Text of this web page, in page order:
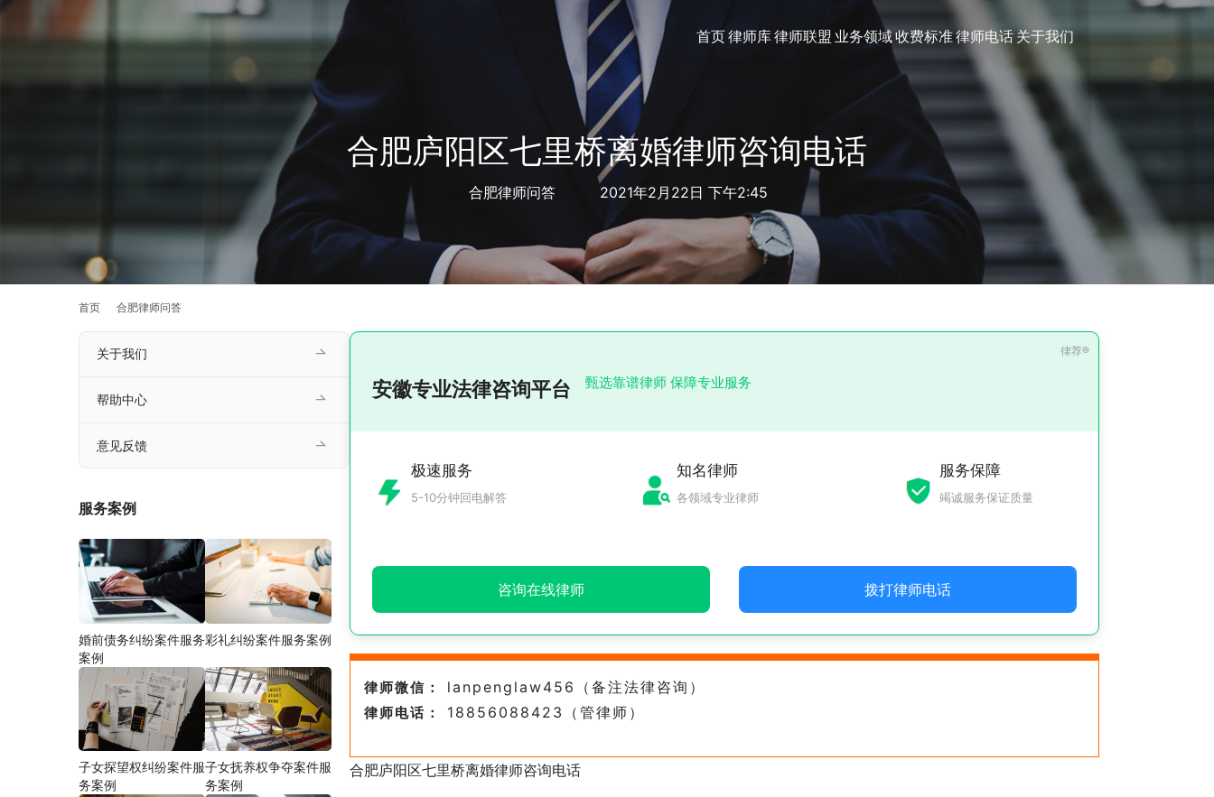
首页律师库律师联盟 业务领域收费标准律师电话关于我们
合肥庐阳区七里桥离婚律师咨询电话
合肥律师问答 2021年2月22日 下午2:45
首页 合肥律师问答
安徽专业法律咨询平台 甄选靠谱律师 保障专业服务
极速服务
5-10分钟回电解答
知名律师
各领域专业律师
服务保障
竭诚服务保证质量
咨询在线律师 拨打律师电话
律师微信： lanpenglaw456（备注法律咨询）
律师电话： 18856088423（管律师）
合肥庐阳区七里桥离婚律师咨询电话
关于我们
帮助中心
意见反馈
服务案例
婚前债务纠纷案件服务
案例
彩礼纠纷案件服务案例
子女探望权纠纷案件服
务案例
子女抚养权争夺案件服
务案例